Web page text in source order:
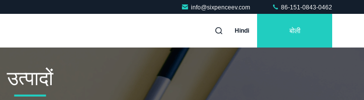
info@sixpenceev.com 86-151-0843-0462
Hindi बोली
उत्पादों